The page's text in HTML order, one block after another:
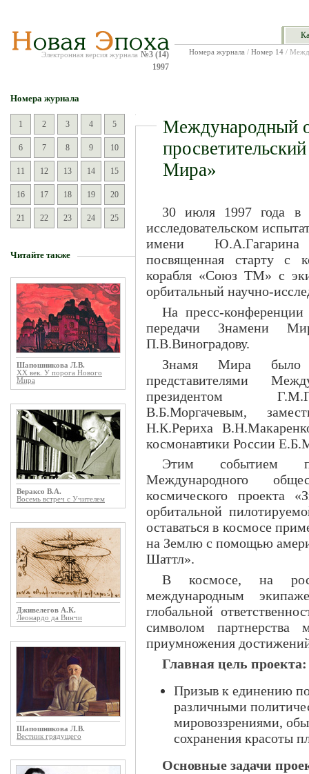
Электронная версия журнала №3 (14)
1997
Номера журнала / Номер 14 /
Номера журнала
1 2 3 4 5
6 7 8 9 10
11 12 13 14 15
16 17 18 19 20
21 22 23 24 25
Читайте также
Шапошникова Л.В.
ХХ век. У порога Нового
Мира
Вераксо В.А.
Восемь встреч с Учителем
Дживелегов А.К.
Леонардо да Винчи
Шапошникова Л.В.
Вестник грядущего
Международный
Мира»
30 июля 1997 года в
исследовательском
имени Ю.А.Гагарина
посвященная старту с
корабля «Союз ТМ» с
орбитальный научно-
На пресс-конференции
передачи Знамени
П.В.Виноградову.
Знамя Мира
представителями
президентом
В.Б.Моргачевым,
Н.К.Рериха
космонавтики России
Этим событием
Международного
космического проекта
орбитальной
оставаться в космосе
на Землю с помощью
Шаттл».
В космосе, на
международным
глобальной
символом
приумножения
Главная цель проекта:
Призыв к единению
различными
мировоззрениями,
сохранения красоты
Основные задачи